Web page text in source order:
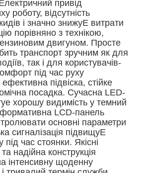
привід
роботу, відсутність
і значно знижуЕ витрати
порівняно з технікою,
двигуном. Просте
транспорт зручним як для
так і для користувачів-
під час руху
підвіска, стійке
посадка. Сучасна LED-
хорошу видимість у темний
LCD-панель
основні параметри
сигналізація підвищуЕ
під час стоянки. Якісні
надійна конструкція
інтенсивну щоденну